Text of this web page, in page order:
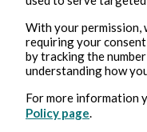
25 feb 20254 minuti di
Echo - Mini-série
Cultura
With your permission,
requiring your
by tracking the
understanding how
For more information
Policy page